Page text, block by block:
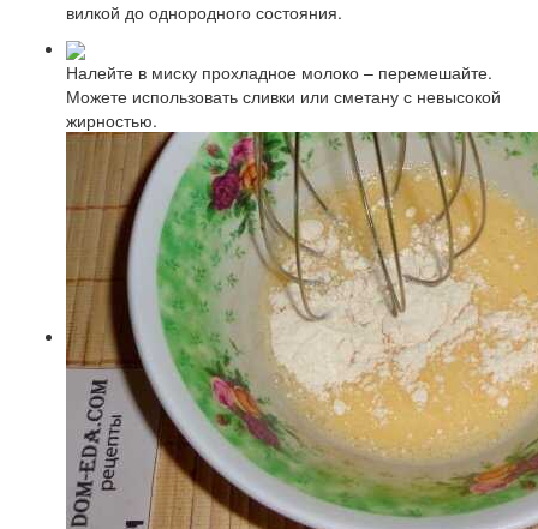
вилкой до однородного состояния.
Налейте в миску прохладное молоко – перемешайте.
Можете использовать сливки или сметану с невысокой
жирностью.